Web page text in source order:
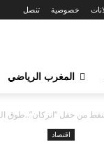
تنصل خصوصية
المغرب الرياضي
من حقل “انزكان”..طوق
اقتصاد